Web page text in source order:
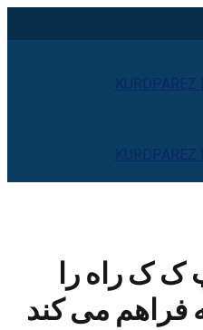
ک ک راه را
فراهم می کند